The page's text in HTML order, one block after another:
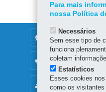
MAPA DO SITE
DENUNCIE CORRUPÇÃO
OUVIDORIA
Para mais
nossa Política
Necessários
Sem esse tipo de
funciona
coletam
Estatísticos
Esses cookies
como os